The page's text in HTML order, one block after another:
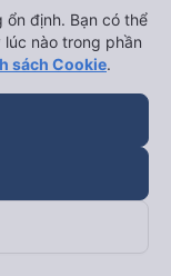
định. Bạn có thể
nào trong phần
sách Cookie.